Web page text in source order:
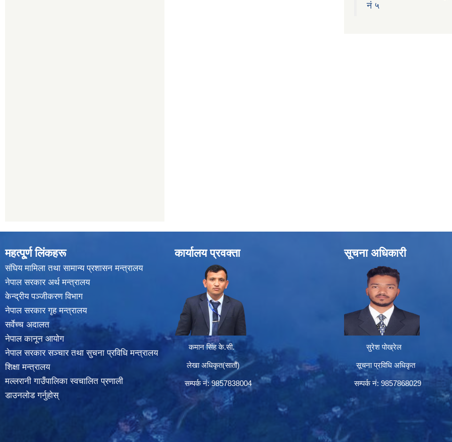
नं ५
महत्पू्र्ण लिंकहरू
संघिय मामिला तथा सामान्य प्रशासन मन्त्रालय
नेपाल सरकार अर्थ मन्त्रालय
केन्द्रीय पञ्जीकरण विभाग
नेपाल सरकार गृह मन्त्रालय
सर्वेच्च अदालत
नेपाल कानून आयोग
नेपाल सरकार सञ्चार तथा सुचना प्रविधि मन्त्रालय
शिक्षा मन्त्रालय
मल्लरानी गाउँपालिका स्वचालित प्रणाली
डाउनलोड गर्नुहोस्
कार्यालय प्रवक्ता
कमान सिंह के.सी.
लेखा अधिकृत(सातौं)
सम्पर्क न‌ं: 9857838004
सूचना अधिकारी
सुरेश पोख्रेल
सूचना प्रविधि अधिकृत
सम्पर्क नं: 9857868029